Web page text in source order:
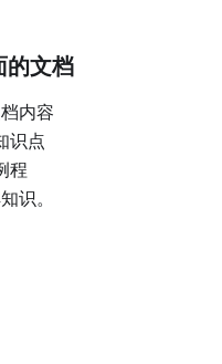
的文档
内容
识点
程
识。